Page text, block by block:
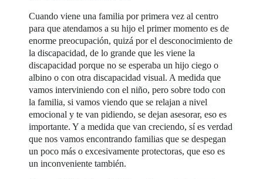
Cuando viene una familia por primera vez al centro
para que atendamos a su hijo el primer momento es de
enorme preocupación, quizá por el desconocimiento de
la discapacidad, de lo grande que les viene la
discapacidad porque no se esperaba un hijo ciego o
albino o con otra discapacidad visual. A medida que
vamos interviniendo con el niño, pero sobre todo con
la familia, si vamos viendo que se relajan a nivel
emocional y te van pidiendo, se dejan asesorar, eso es
importante. Y a medida que van creciendo, sí es verdad
que nos vamos encontrando familias que se despegan
un poco más o excesivamente protectoras, que eso es
un inconveniente también.